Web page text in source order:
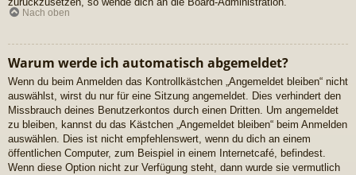
Nach oben
Warum werde ich automatisch abgemeldet?
Wenn du beim Anmelden das Kontrollkästchen „Angemeldet bleiben“ nicht
auswählst, wirst du nur für eine Sitzung angemeldet. Dies verhindert den
Missbrauch deines Benutzerkontos durch einen Dritten. Um angemeldet
zu bleiben, kannst du das Kästchen „Angemeldet bleiben“ beim Anmelden
auswählen. Dies ist nicht empfehlenswert, wenn du dich an einem
öffentlichen Computer, zum Beispiel in einem Internetcafé, befindest.
Wenn diese Option nicht zur Verfügung steht, dann wurde sie vermutlich